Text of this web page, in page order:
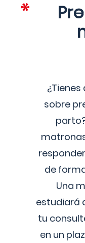
sobre
de
Una
estudiará
tu
en un